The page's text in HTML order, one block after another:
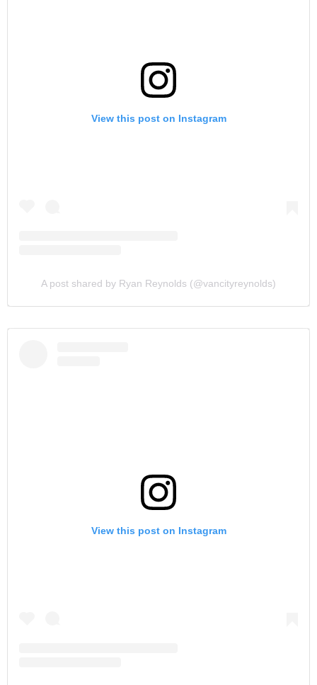
View this post on Instagram
A post shared by Ryan Reynolds (@vancityreynolds)
View this post on Instagram